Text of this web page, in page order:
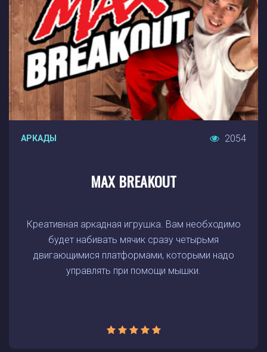
АРКАДЫ 2054
MAX BREAKOUT
Креативная аркадная игрушка. Вам необходимо
будет набивать мячик сразу четырьмя
двигающимися платформами, которыми надо
управлять при помощи мышки.